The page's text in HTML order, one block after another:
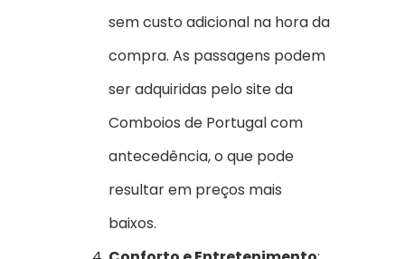
sem custo adicional na hora da
compra. As passagens podem
ser adquiridas pelo site da
Comboios de Portugal com
antecedência, o que pode
resultar em preços mais
baixos.